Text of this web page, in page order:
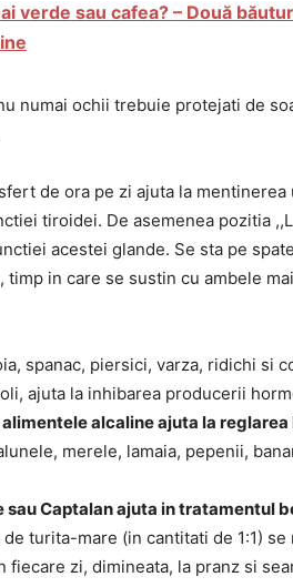
verde sau cafea? – Două
numai ochii trebuie protejati de
de ora pe zi ajuta la mentinerea
tiroidei. De asemenea pozitia
acestei glande. Se sta pe
in care se sustin cu ambele
spanac, piersici, varza, ridichi si
ajuta la inhibarea producerii
alimentele alcaline ajuta la
merele, lamaia, pepenii,
Captalan ajuta in tratamentul
turita-mare (in cantitati de 1:1)
zi, dimineata, la pranz si